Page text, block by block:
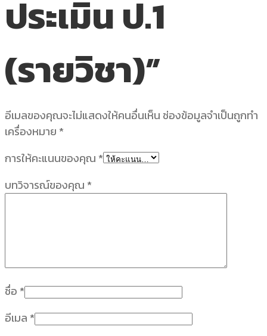
ประเมิน ป.1
(รายวิชา)”
อีเมลของคุณจะไม่แสดงให้คนอื่นเห็น ช่องข้อมูลจำเป็นถูกทำ
เครื่องหมาย *
การให้คะแนนของคุณ *
บทวิจารณ์ของคุณ *
ชื่อ *
อีเมล *